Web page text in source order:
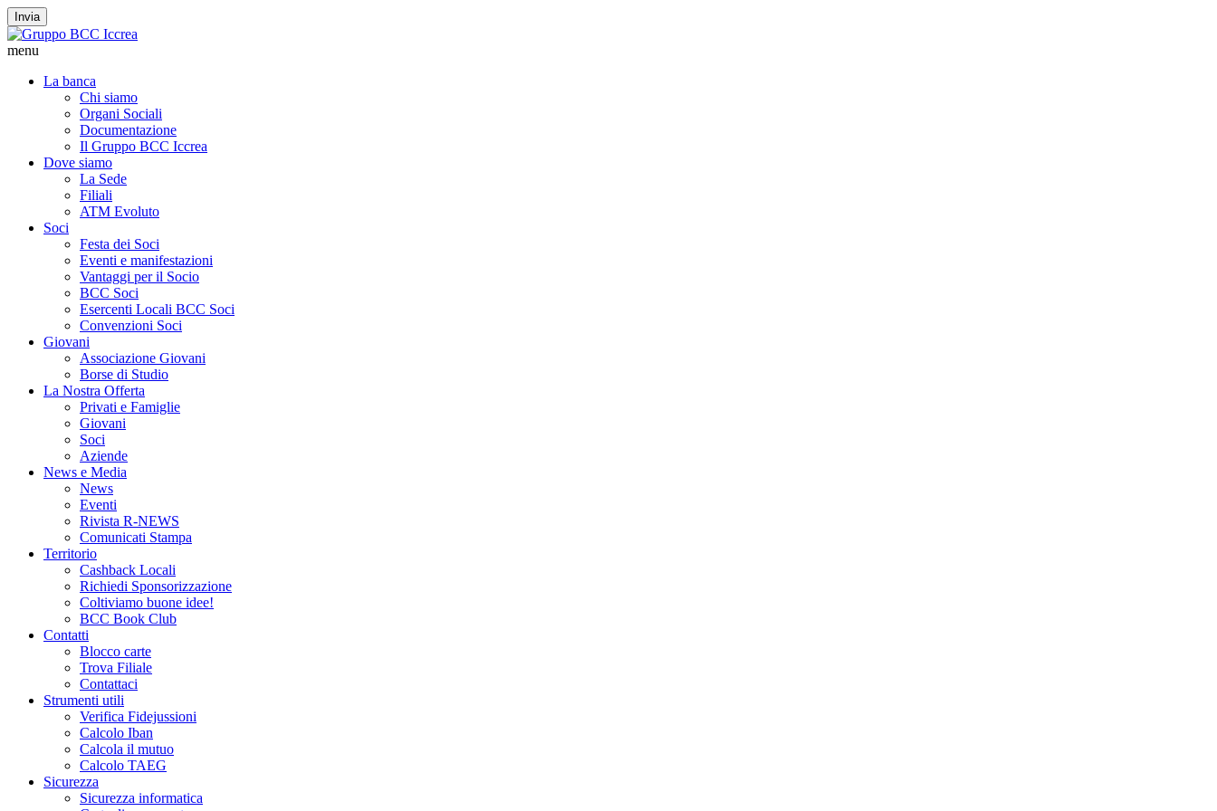
Invia
menu
La banca
Chi siamo
Organi Sociali
Documentazione
Il Gruppo BCC Iccrea
Dove siamo
La Sede
Filiali
ATM Evoluto
Soci
Festa dei Soci
Eventi e manifestazioni
Vantaggi per il Socio
BCC Soci
Esercenti Locali BCC Soci
Convenzioni Soci
Giovani
Associazione Giovani
Borse di Studio
La Nostra Offerta
Privati e Famiglie
Giovani
Soci
Aziende
News e Media
News
Eventi
Rivista R-NEWS
Comunicati Stampa
Territorio
Cashback Locali
Richiedi Sponsorizzazione
Coltiviamo buone idee!
BCC Book Club
Contatti
Blocco carte
Trova Filiale
Contattaci
Strumenti utili
Verifica Fidejussioni
Calcolo Iban
Calcola il mutuo
Calcolo TAEG
Sicurezza
Sicurezza informatica